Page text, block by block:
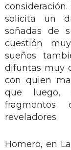
solicita un
soñadas de
cuestión
sueños
difuntas muy
con quien
que luego,
fragmentos
reveladores.
Homero, en